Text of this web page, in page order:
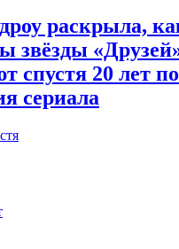
раскрыла,
звёзды
спустя 20 лет
сериала